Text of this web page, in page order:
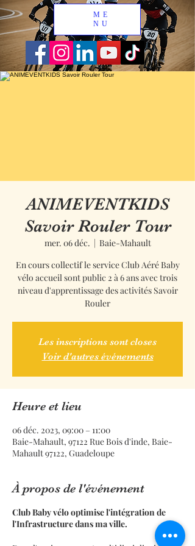
ME
NU
ANIMEVENTKIDS
Savoir Rouler Tour
mer. 06 déc.
  |
Baie-Mahault
En cours collectif le service Club Aéré Baby
vélo accueil sont public 2 à 6 ans avec trois
niveau d'apprentissage des activités Savoir
Rouler
Les inscriptions sont closes
Voir d'autres événements
Heure et lieu
06 déc. 2023, 09:00 – 11:00
Baie-Mahault, 97122 Rue Bois d'inde, Baie-
Mahault 97122, Guadeloupe
À propos de l'événement
Club Baby vélo optimise l'intégration de
l'Infrastructure dans ma ville.